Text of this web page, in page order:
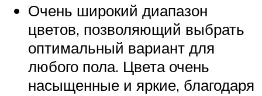
Очень широкий диапазон
цветов, позволяющий выбрать
оптимальный вариант для
любого пола. Цвета очень
насыщенные и яркие, благодаря